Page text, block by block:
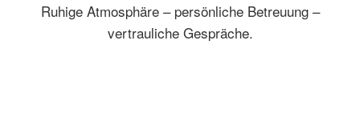
Ruhige Atmosphäre – persönliche Betreuung –
vertrauliche Gespräche.